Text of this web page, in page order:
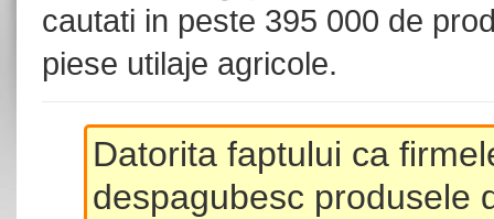
cautati in peste 395 000 de
piese utilaje agricole.
Datorita faptului ca
despagubesc produsele